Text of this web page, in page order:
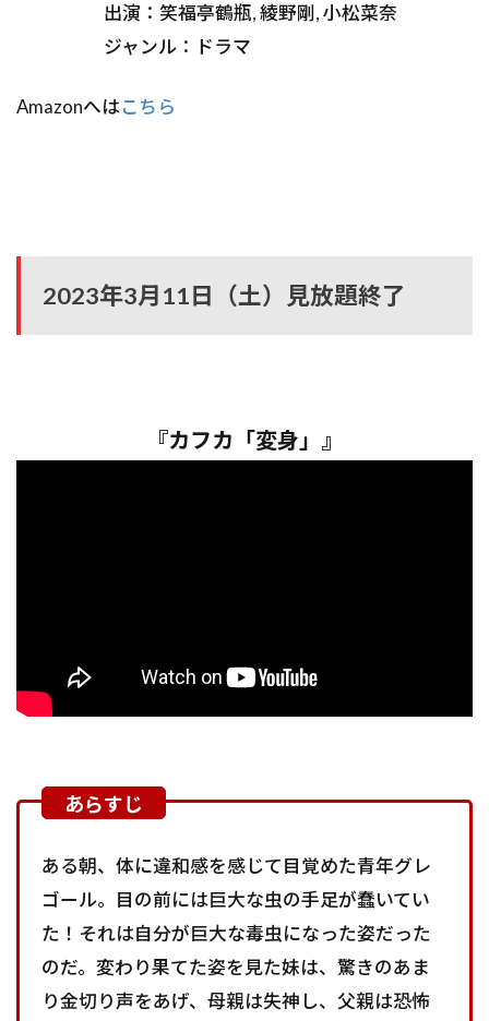
出演：笑福亭鶴瓶, 綾野剛, 小松菜奈
ジャンル：ドラマ
Amazonへはこちら
2023年3月11日（土）見放題終了
『カフカ「変身」』
ある朝、体に違和感を感じて目覚めた青年グレ
ゴール。目の前には巨大な虫の手足が蠢いてい
た！それは自分が巨大な毒虫になった姿だった
のだ。変わり果てた姿を見た妹は、驚きのあま
り金切り声をあげ、母親は失神し、父親は恐怖